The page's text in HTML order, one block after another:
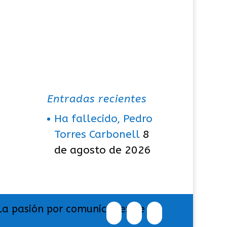
Entradas recientes
Ha fallecido, Pedro
Torres Carbonell 8
de agosto de 2026
pasión por comunicar exige